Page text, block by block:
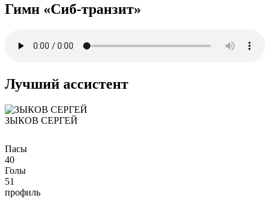
Гимн «Сиб-транзит»
Лучший ассистент
ЗЫКОВ СЕРГЕЙ
Пасы
40
Голы
51
профиль